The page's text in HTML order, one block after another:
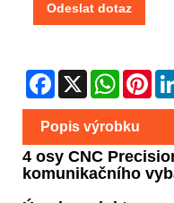
Odeslat dotaz
Facebook
X WhatsApp
Popis výrobku
4 osy CNC
komunikačního